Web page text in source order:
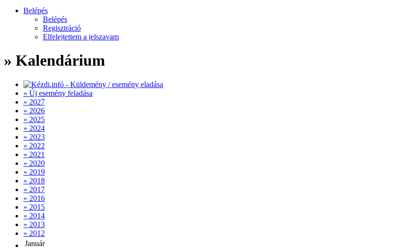
Belépés
Belépés
Regisztráció
Elfelejtettem a jelszavam
» Kalendárium
» Új esemény feladása
» 2027
» 2026
» 2025
» 2024
» 2023
» 2022
» 2021
» 2020
» 2019
» 2018
» 2017
» 2016
» 2015
» 2014
» 2013
» 2012
Január